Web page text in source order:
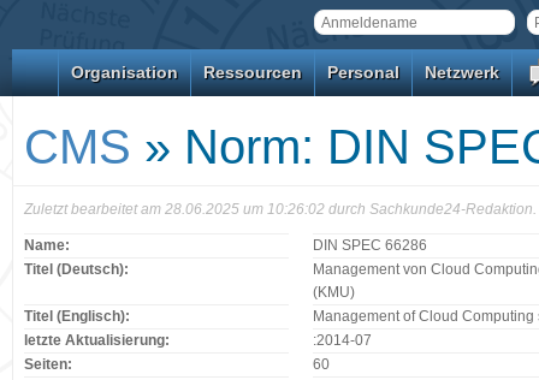
Organisation Ressourcen Personal Netzwerk
CMS » Norm: DIN
Zuletzt bearbeitet am 28.06.2025 um 10:26:02 durch Sachkunde24-Redaktion.
Name:
DIN SPEC 66286
Titel (Deutsch):
Management von Cloud
(KMU)
Titel (Englisch):
Management of Cloud
letzte Aktualisierung:
:2014-07
Seiten:
60